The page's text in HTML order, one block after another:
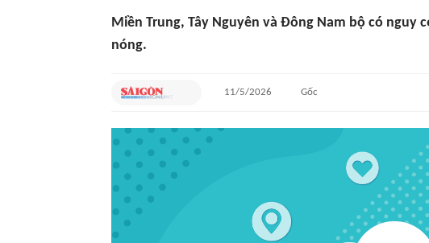
Miền Trung, Tây Nguyên và Đông Nam bộ có nguy
nóng.
11/5/2026 Gốc